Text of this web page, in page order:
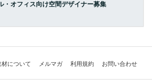
・オフィス向け空間デザイナー募集
材について メルマガ 利用規約 お問い合わせ